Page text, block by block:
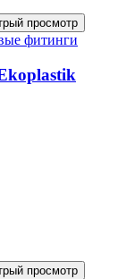
просмотр
фитинги
просмотр